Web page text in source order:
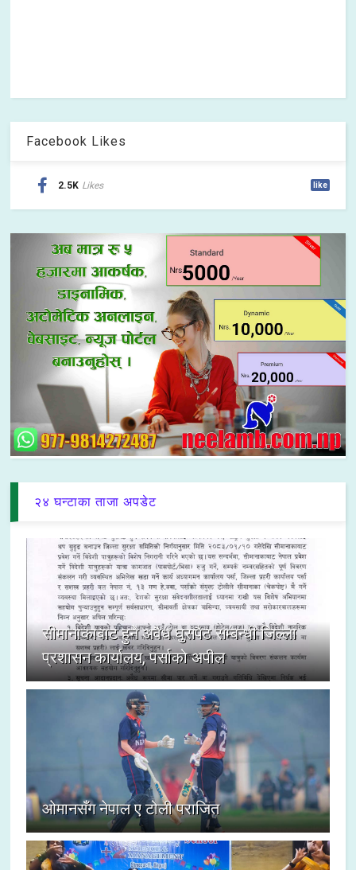
Facebook Likes
2.5K Likes like
२४ घन्टाका ताजा अपडेट
सीमानाकाबाट हुने अवैध घुसपैठ सम्बन्धी जिल्ला
प्रशासन कार्यालय, पर्साको अपील
ओमानसँग नेपाल ए टोली पराजित